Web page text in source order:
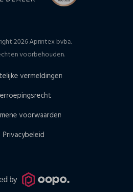
2026 Aprintex bvba.
voorbehouden.
vermeldingen
voorwaarden
Privacybeleid
by